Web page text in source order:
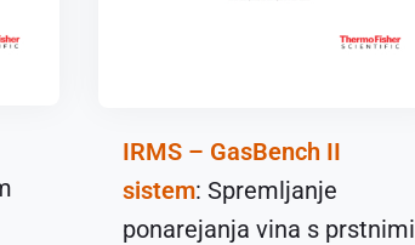
IRMS – GasBench II
sistem: Spremljanje
ponarejanja vina s prstnimi